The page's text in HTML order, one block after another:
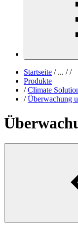
Startseite /... / /
Produkte
/ Climate
/ Überwachung